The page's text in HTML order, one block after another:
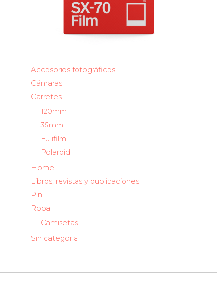
Accesorios fotográficos
Cámaras
Carretes
120mm
35mm
Fujifilm
Polaroid
Home
Libros, revistas y publicaciones
Pin
Ropa
Camisetas
Sin categoría